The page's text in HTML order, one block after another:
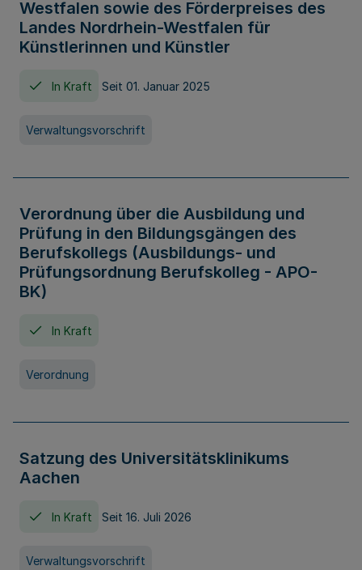
Westfalen sowie des Förderpreises des
Landes Nordrhein-Westfalen für
Künstlerinnen und Künstler
In Kraft Seit 01. Januar 2025
Verwaltungsvorschrift
Verordnung über die Ausbildung und
Prüfung in den Bildungsgängen des
Berufskollegs (Ausbildungs- und
Prüfungsordnung Berufskolleg - APO-
BK)
In Kraft
Verordnung
Satzung des Universitätsklinikums
Aachen
In Kraft Seit 16. Juli 2026
Verwaltungsvorschrift